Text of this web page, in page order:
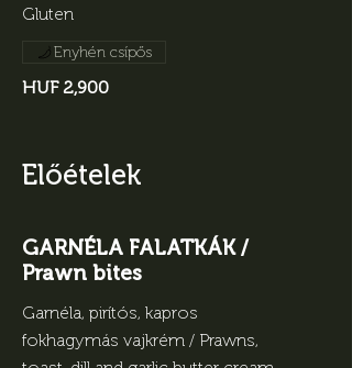
Gluten
HUF 2,900
Enyhén csípős
Előételek
GARNÉLA FALATKÁK /
Prawn bites
Garnéla, pirítós, kapros
fokhagymás vajkrém / Prawns,